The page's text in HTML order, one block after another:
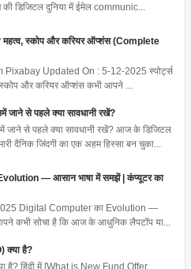
डिजिटल दुनिया में ईमेल communic...
महत्व, स्कोप और करियर ऑप्शंस (Complete
Pixabay Updated On : 5-12-2025 स्पोर्ट्स
स्कोप और करियर ऑप्शंस कभी आपने ...
जाने से पहले क्या सावधानी रखें?
जाने से पहले क्या सावधानी रखें? आज के डिजिटल
दैनिक जिंदगी का एक अहम हिस्सा बन चुका...
— आसान भाषा में समझें | कंप्यूटर का
Digital Computer का Evolution —
कभी सोचा है कि आज के आधुनिक लैपटॉप या...
क्या है?
हिंदी में [What is New Fund Offer